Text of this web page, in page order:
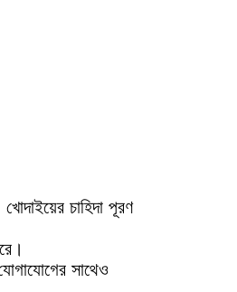
চাহিদা পূরণ
সাথেও